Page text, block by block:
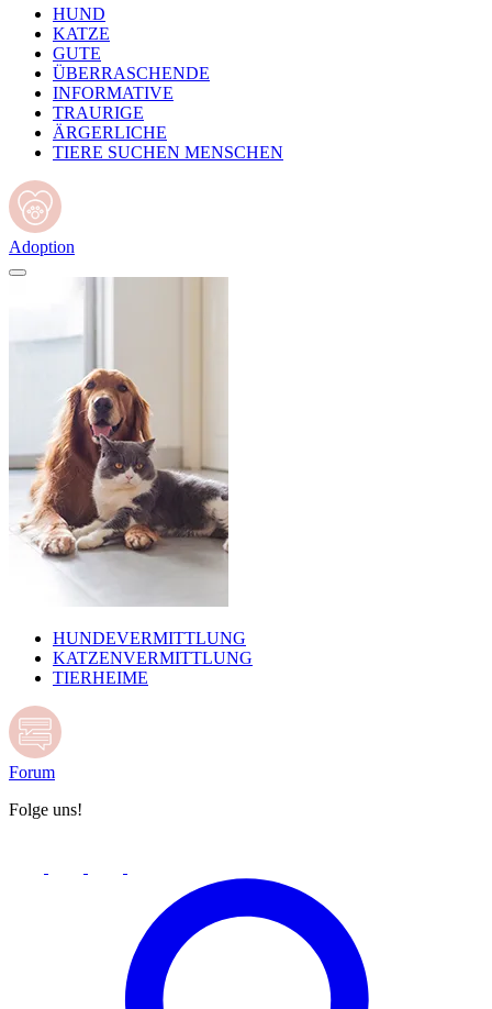
HUND
KATZE
GUTE
ÜBERRASCHENDE
INFORMATIVE
TRAURIGE
ÄRGERLICHE
TIERE SUCHEN MENSCHEN
Adoption
HUNDEVERMITTLUNG
KATZENVERMITTLUNG
TIERHEIME
Forum
Folge uns!